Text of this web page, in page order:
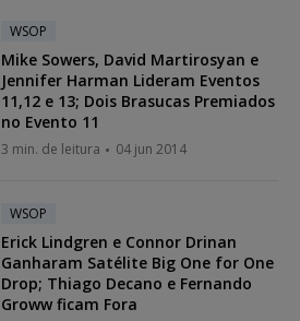
WSOP
Mike Sowers, David Martirosyan e
Jennifer Harman Lideram Eventos
11,12 e 13; Dois Brasucas Premiados
no Evento 11
3 min. de leitura 04 jun 2014
WSOP
Erick Lindgren e Connor Drinan
Ganharam Satélite Big One for One
Drop; Thiago Decano e Fernando
Groww ficam Fora